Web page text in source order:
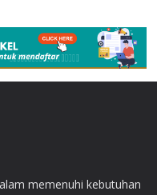
memenuhi kebutuhan